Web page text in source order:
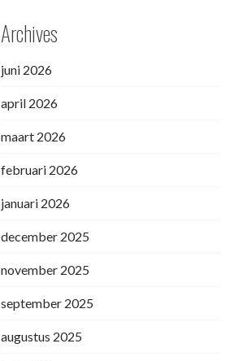
Archives
juni 2026
april 2026
maart 2026
februari 2026
januari 2026
december 2025
november 2025
september 2025
augustus 2025